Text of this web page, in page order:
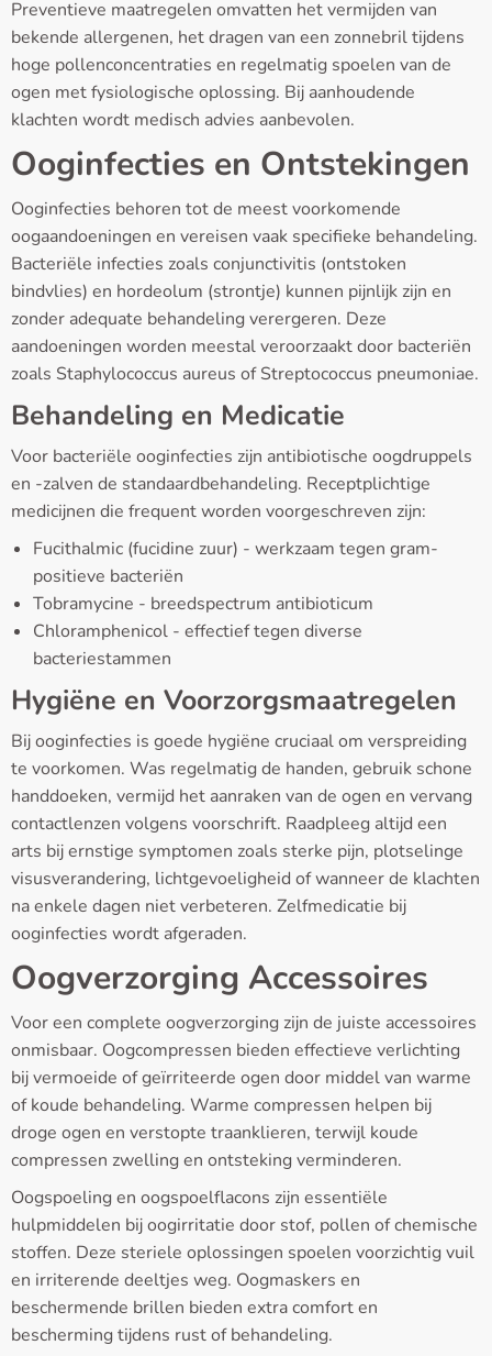
Preventieve maatregelen omvatten het vermijden van
bekende allergenen, het dragen van een zonnebril tijdens
hoge pollenconcentraties en regelmatig spoelen van de
ogen met fysiologische oplossing. Bij aanhoudende
klachten wordt medisch advies aanbevolen.
Ooginfecties en Ontstekingen
Ooginfecties behoren tot de meest voorkomende
oogaandoeningen en vereisen vaak specifieke behandeling.
Bacteriële infecties zoals conjunctivitis (ontstoken
bindvlies) en hordeolum (strontje) kunnen pijnlijk zijn en
zonder adequate behandeling verergeren. Deze
aandoeningen worden meestal veroorzaakt door bacteriën
zoals Staphylococcus aureus of Streptococcus pneumoniae.
Behandeling en Medicatie
Voor bacteriële ooginfecties zijn antibiotische oogdruppels
en -zalven de standaardbehandeling. Receptplichtige
medicijnen die frequent worden voorgeschreven zijn:
Fucithalmic (fucidine zuur) - werkzaam tegen gram-
positieve bacteriën
Tobramycine - breedspectrum antibioticum
Chloramphenicol - effectief tegen diverse
bacteriestammen
Hygiëne en Voorzorgsmaatregelen
Bij ooginfecties is goede hygiëne cruciaal om verspreiding
te voorkomen. Was regelmatig de handen, gebruik schone
handdoeken, vermijd het aanraken van de ogen en vervang
contactlenzen volgens voorschrift. Raadpleeg altijd een
arts bij ernstige symptomen zoals sterke pijn, plotselinge
visusverandering, lichtgevoeligheid of wanneer de klachten
na enkele dagen niet verbeteren. Zelfmedicatie bij
ooginfecties wordt afgeraden.
Oogverzorging Accessoires
Voor een complete oogverzorging zijn de juiste accessoires
onmisbaar. Oogcompressen bieden effectieve verlichting
bij vermoeide of geïrriteerde ogen door middel van warme
of koude behandeling. Warme compressen helpen bij
droge ogen en verstopte traanklieren, terwijl koude
compressen zwelling en ontsteking verminderen.
Oogspoeling en oogspoelflacons zijn essentiële
hulpmiddelen bij oogirritatie door stof, pollen of chemische
stoffen. Deze steriele oplossingen spoelen voorzichtig vuil
en irriterende deeltjes weg. Oogmaskers en
beschermende brillen bieden extra comfort en
bescherming tijdens rust of behandeling.